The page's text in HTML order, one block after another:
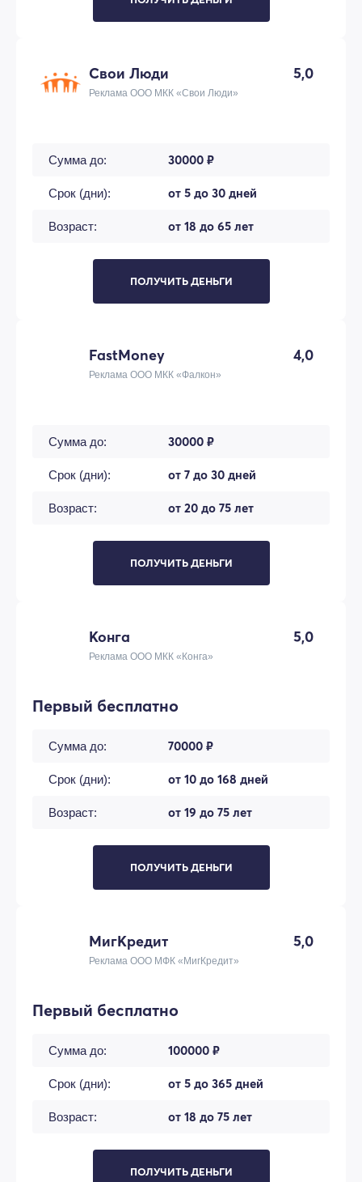
Свои Люди 5,0
Реклама ООО МКК «Свои Люди»
Сумма до: 30000 ₽
Срок (дни): от 5 до 30 дней
Возраст: от 18 до 65 лет
ПОЛУЧИТЬ ДЕНЬГИ
FastMoney 4,0
Реклама ООО МКК «Фалкон»
Сумма до: 30000 ₽
Срок (дни): от 7 до 30 дней
Возраст: от 20 до 75 лет
ПОЛУЧИТЬ ДЕНЬГИ
Конга 5,0
Реклама ООО МКК «Конга»
Первый бесплатно
Сумма до: 70000 ₽
Срок (дни): от 10 до 168 дней
Возраст: от 19 до 75 лет
ПОЛУЧИТЬ ДЕНЬГИ
МигКредит 5,0
Реклама ООО МФК «МигКредит»
Первый бесплатно
Сумма до: 100000 ₽
Срок (дни): от 5 до 365 дней
Возраст: от 18 до 75 лет
ПОЛУЧИТЬ ДЕНЬГИ